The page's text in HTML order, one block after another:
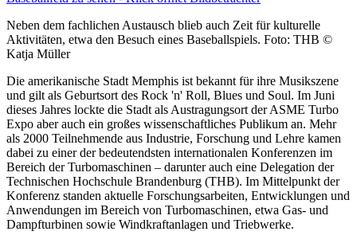
Neben dem fachlichen Austausch blieb auch Zeit für kulturelle
Aktivitäten, etwa den Besuch eines Baseballspiels. Foto: THB ©
Katja Müller
Die amerikanische Stadt Memphis ist bekannt für ihre Musikszene
und gilt als Geburtsort des Rock 'n' Roll, Blues und Soul. Im Juni
dieses Jahres lockte die Stadt als Austragungsort der ASME Turbo
Expo aber auch ein großes wissenschaftliches Publikum an. Mehr
als 2000 Teilnehmende aus Industrie, Forschung und Lehre kamen
dabei zu einer der bedeutendsten internationalen Konferenzen im
Bereich der Turbomaschinen – darunter auch eine Delegation der
Technischen Hochschule Brandenburg (THB). Im Mittelpunkt der
Konferenz standen aktuelle Forschungsarbeiten, Entwicklungen und
Anwendungen im Bereich von Turbomaschinen, etwa Gas- und
Dampfturbinen sowie Windkraftanlagen und Triebwerke.